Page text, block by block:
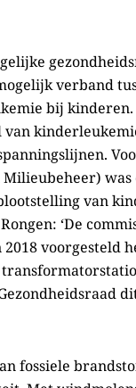
verband
bij
van
van
‘De
voorgesteld
fossiele